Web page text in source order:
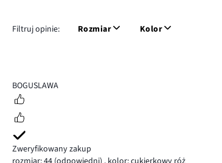
Filtruj opinie: Rozmiar Kolor
5
BOGUSLAWA
Zweryfikowany zakup